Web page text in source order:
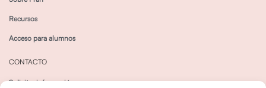
Recursos
Acceso para alumnos
CONTACTO
Solicitar información